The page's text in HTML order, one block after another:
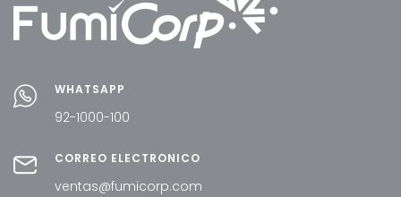
WHATSAPP
92-1000-100
CORREO ELECTRÓNICO
ventas@fumicorp.com